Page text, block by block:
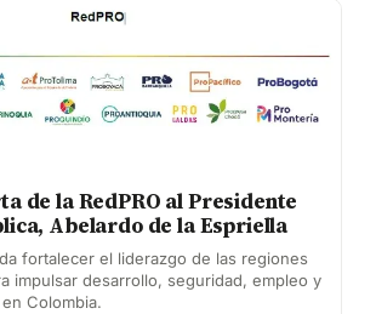
de la RedPRO al Presidente
Abelardo de la Espriella
fortalecer el liderazgo de las regiones
impulsar desarrollo, seguridad, empleo y
Colombia.